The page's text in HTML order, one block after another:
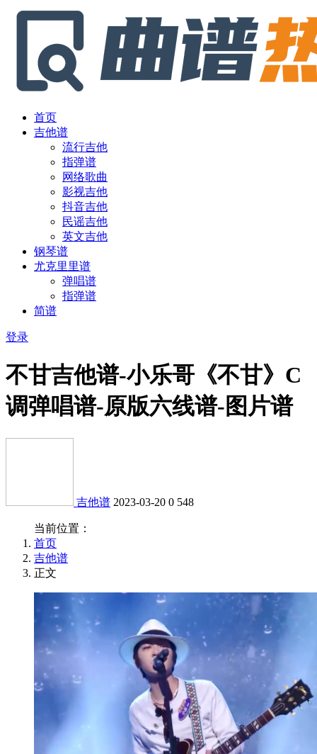
首页
吉他谱
流行吉他
指弹谱
网络歌曲
影视吉他
抖音吉他
民谣吉他
英文吉他
钢琴谱
尤克里里谱
弹唱谱
指弹谱
简谱
登录
不甘吉他谱-小乐哥《不甘》C
调弹唱谱-原版六线谱-图片谱
吉他谱 2023-03-20 0 548
当前位置：
首页
吉他谱
正文